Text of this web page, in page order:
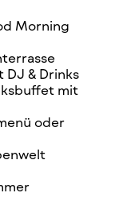
Morning
DJ & Drinks
mit
oder